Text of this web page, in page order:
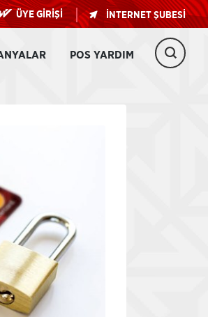
ÜYE GİRİŞİ İNTERNET ŞUBESİ
POS YARDIM